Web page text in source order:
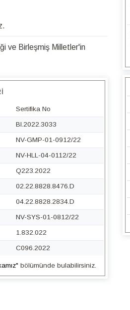
ve Birleşmiş Milletler'in
Sertifika No
BI.2022.3033
NV-GMP-01-0912/22
NV-HLL-04-0112/22
Q223.2022
02.22.8828.8476.D
04.22.8828.2834.D
NV-SYS-01-0812/22
1.832.022
C096.2022
bölümünde bulabilirsiniz.